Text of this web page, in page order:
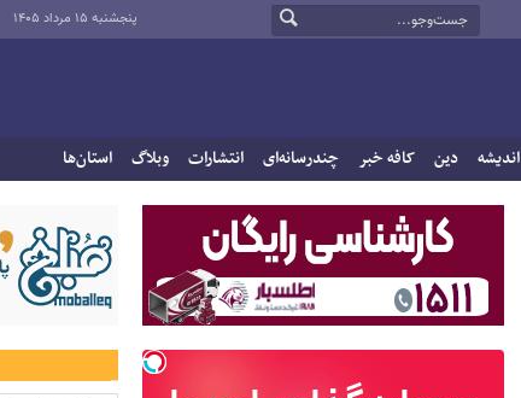
پنجشنبه ۱۵ مرداد ۱۴۰۵
اندیشه دین کافه خبر چندرسانه‌ای انتشارات وبلاگ استان‌ها